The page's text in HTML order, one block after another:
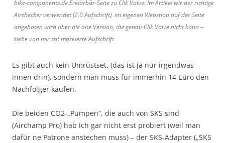
bike-components.de Erklärbär-Seite zu Clik Valve. Im Artikel wir der richtige
Airchecker verwendet (2.0 Aufschrift), im eigenen Webshop auf der Seite
angeboten wird aber die alte Version, die genau Clik Valve nicht kann –
siehe von mir rot markierte Aufschrift
Es gibt auch kein Umrüstset, (das ist ja nur irgendwas
innen drin), sondern man muss für immerhin 14 Euro den
Nachfolger kaufen.
Die beiden CO2-„Pumpen“, die auch von SKS sind
(Airchamp Pro) hab ich gar nicht erst probiert (weil man
dafür ne Patrone anstechen muss) – der SKS-Adapter („SKS